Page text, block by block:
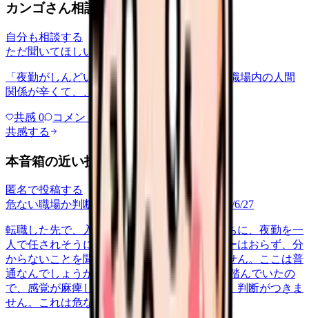
カンゴさん相談室から共有された相談
自分も相談する
ただ聞いてほしい
2026/6/13
「夜勤がしんどい」について相談したいです 職場内の人間
関係が辛くて、、、
共感 0 コメント
共感する
本音箱の近い投稿
匿名で投稿する
危ない職場か判断してほしいcareer-growth 2026/6/27
転職した先で、入職して二ヶ月も経たないうちに、夜勤を一
人で任されそうになっています。プリセプターはおらず、分
からないことを聞ける相手も日によっていません。ここは普
通なんでしょうか。 前の職場はもっと段階を踏んでいたの
で、感覚が麻痺しているのか自分が甘いのか、判断がつきま
せん。これは危ない環境なのか…